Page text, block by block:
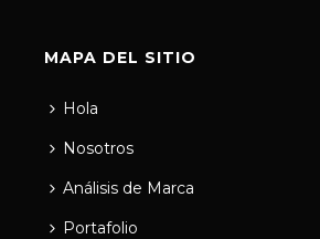
MAPA DEL SITIO
Hola
Nosotros
Análisis de Marca
Portafolio